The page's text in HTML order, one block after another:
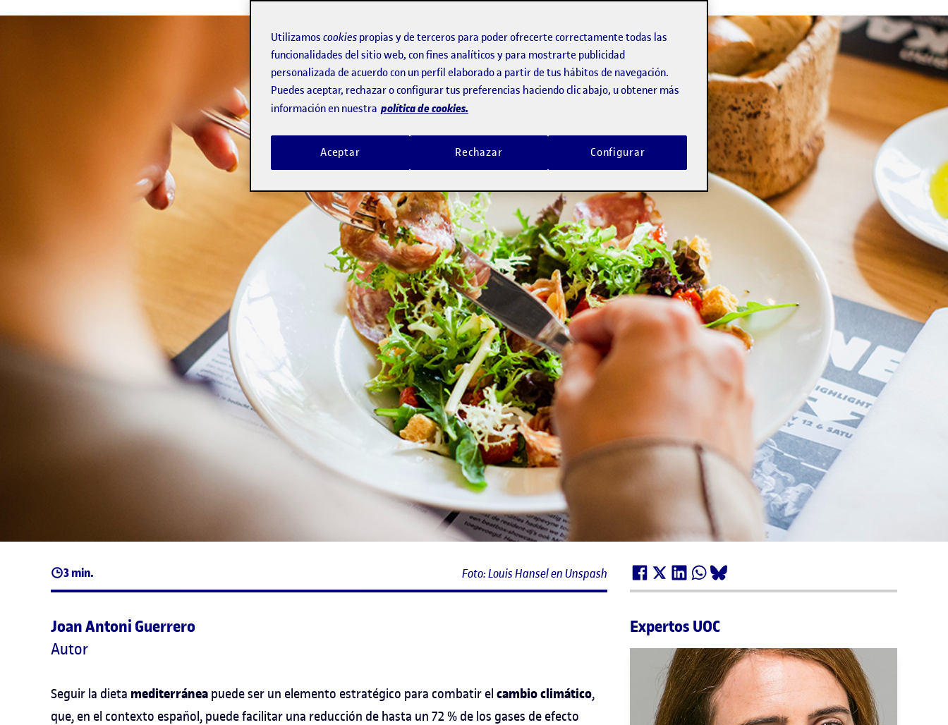
3 min. Foto: Louis Hansel en Unspash
Joan Antoni Guerrero
Autor
Seguir la dieta mediterránea puede ser un elemento estratégico para combatir el cambio climático,
que, en el contexto español, puede facilitar una reducción de hasta un 72 % de los gases de efecto
Expertos UOC
Utilizamos cookies propias y de terceros para poder ofrecerte correctamente todas las
funcionalidades del sitio web, con fines analíticos y para mostrarte publicidad
personalizada de acuerdo con un perfil elaborado a partir de tus hábitos de navegación.
Puedes aceptar, rechazar o configurar tus preferencias haciendo clic abajo, u obtener más
información en nuestra política de cookies.
Rechazar
Aceptar Configurar